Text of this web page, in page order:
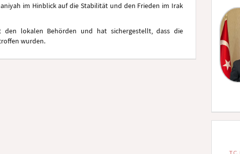
im Hinblick auf die Stabilität und den Frieden im Irak
lokalen Behörden und hat sichergestellt, dass die
wurden.